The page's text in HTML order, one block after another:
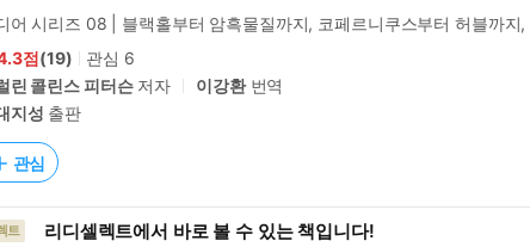
어 시리즈 08 | 블랙홀부터 암흑물질까지, 코페르니쿠스부터 허블까
(19) 관심 6
린 콜린스 피터슨저자 이강환번역
지성 출판
관심
트 리디셀렉트에서 바로 볼 수 있는 책입니다!